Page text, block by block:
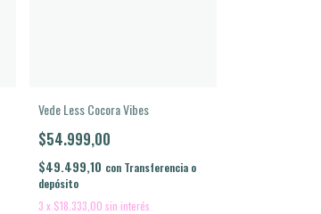
Vede Less Cocora Vibes
$54.999,00
$49.499,10 con Transferencia o
depósito
3 x $18.333,00 sin interés